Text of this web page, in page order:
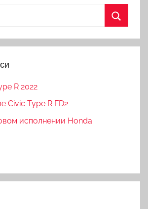
R 2022
Civic Type R FD2
исполнении Honda